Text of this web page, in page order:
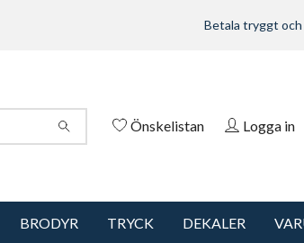
Betala tryggt
Önskelistan Logga in
BRODYR TRYCK DEKALER